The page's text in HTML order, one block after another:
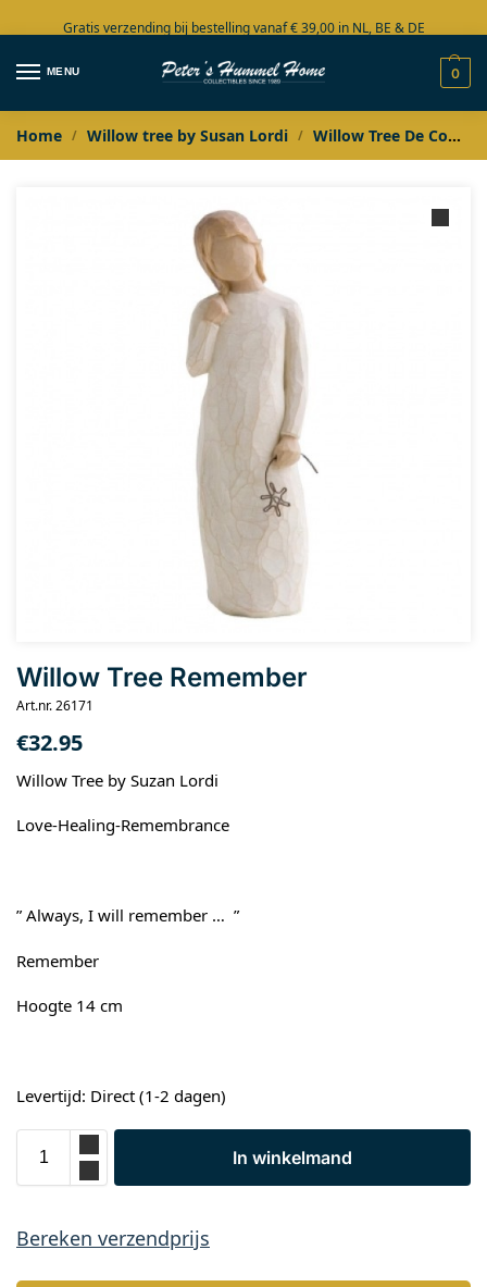
Gratis verzending bij bestelling vanaf € 39,00 in NL, BE & DE
Grote collectie in voorraad
MENU 0
Home / Willow tree by Susan Lordi / Willow Tree De Complete Collectie
Willow Tree Remember
Art.nr. 26171
€32.95
Willow Tree by Suzan Lordi
Love-Healing-Remembrance
” Always, I will remember … ”
Remember
Hoogte 14 cm
Levertijd: Direct (1-2 dagen)
In winkelmand
Bereken verzendprijs